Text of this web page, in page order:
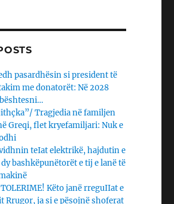
pasardhësin si president të
me donatorët: Në 2028
Tragjedia në familjen
Greqi, flet kryefamiljari: Nuk e
teIat elektrikë, hajdutin e
bashkëpunëtorët e tij e lanë të
Këto janë rreguIIat e
Rrugor, ja si e pësojnë shoferat